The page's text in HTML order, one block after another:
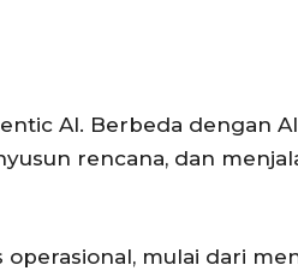
AI. Berbeda dengan
rencana, dan
mulai dari